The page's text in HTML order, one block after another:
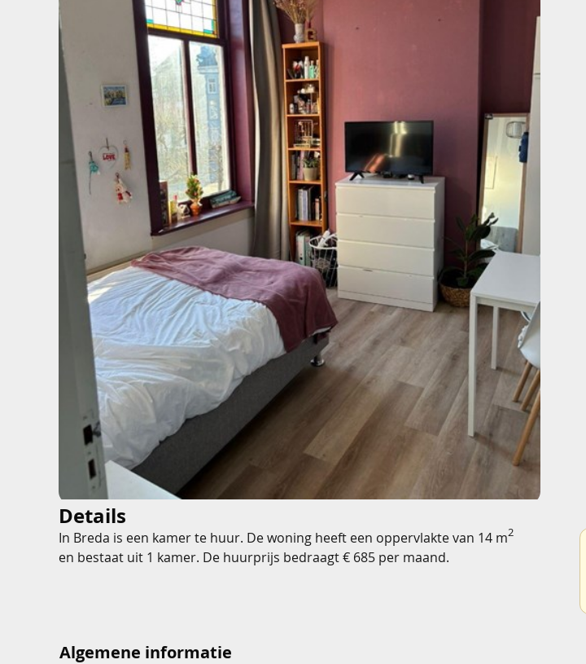
Details
In Breda is een kamer te huur. De woning heeft een oppervlakte van 14 m2
en bestaat uit 1 kamer. De huurprijs bedraagt € 685 per maand.
Algemene informatie